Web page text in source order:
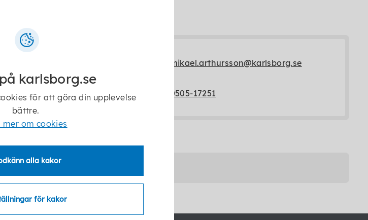
mikael.arthursson@karlsborg.se
0505-17251
karlsborg.se
för att göra din upplevelse
bättre.
mer om cookies
alla kakor
för kakor